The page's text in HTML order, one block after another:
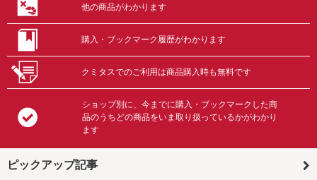
他の商品がわかります
購入・ブックマーク履歴がわかります
クミタスでのご利用は商品購入時も無料です
ショップ別に、今までに購入・ブックマークした商
品のうちどの商品をいま取り扱っているかがわかり
ます
ピックアップ記事